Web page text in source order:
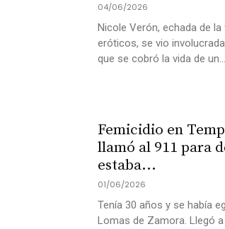
04/06/2026
Nicole Verón, echada de
eróticos, se vio
que se cobró la vida de un...
Femicidio en
llamó al 911 para
estaba...
01/06/2026
Tenía 30 años y se había
Lomas de Zamora. Llegó a